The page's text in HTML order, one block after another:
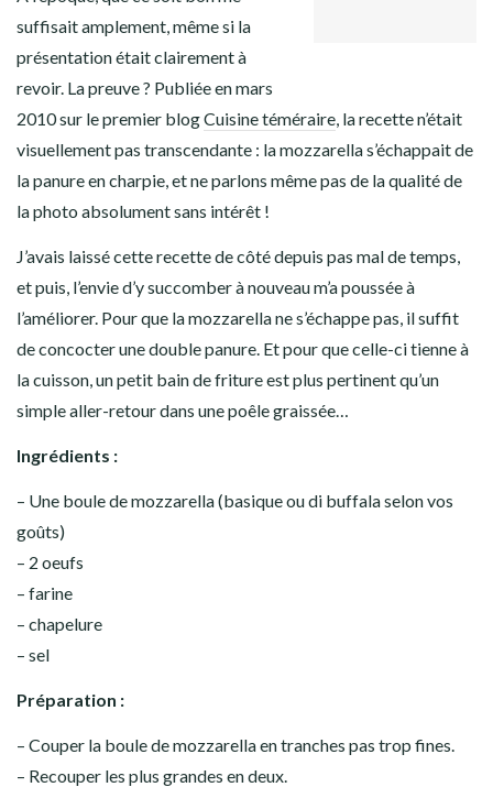
suffisait amplement, même si la
présentation était clairement à
revoir. La preuve ? Publiée en mars
2010 sur le premier blogCuisine téméraire , la recette n’était
visuellement pas transcendante : la mozzarella s’échappait de
la panure en charpie, et ne parlons même pas de la qualité de
la photo absolument sans intérêt !
J’avais laissé cette recette de côté depuis pas mal de temps,
et puis, l’envie d’y succomber à nouveau m’a poussée à
l’améliorer. Pour que la mozzarella ne s’échappe pas, il suffit
de concocter une double panure. Et pour que celle-ci tienne à
la cuisson, un petit bain de friture est plus pertinent qu’un
simple aller-retour dans une poêle graissée…
Ingrédients :
– Une boule de mozzarella (basique ou di buffala selon vos
goûts)
– 2 oeufs
– farine
– chapelure
– sel
Préparation :
– Couper la boule de mozzarella en tranches pas trop fines.
– Recouper les plus grandes en deux.